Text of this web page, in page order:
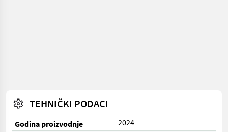
TEHNIČKI PODACI
Godina proizvodnje
2024